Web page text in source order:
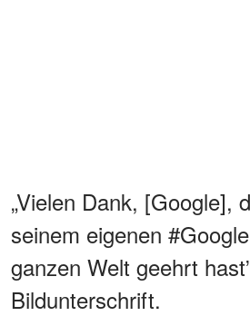
„Vielen Dank, [Google],
seinem eigenen
ganzen Welt geehrt
Bildunterschrift.